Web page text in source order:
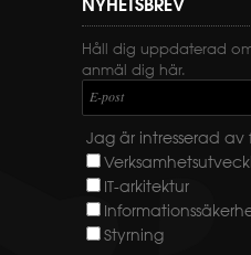
Håll dig uppdaterad
anmäl dig här.
E-post
Jag är intresserad
IT-arkitektur
Styrning